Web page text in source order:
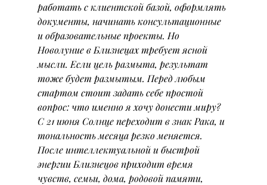
работать с клиентской базой, оформлять
документы, начинать консультационные
и образовательные проекты. Но
Новолуние в Близнецах требует ясной
мысли. Если цель размыта, результат
тоже будет размытым. Перед любым
стартом стоит задать себе простой
вопрос: что именно я хочу донести миру?
С 21 июня Солнце переходит в знак Рака, и
тональность месяца резко меняется.
После интеллектуальной и быстрой
энергии Близнецов приходит время
чувств, семьи, дома, родовой памяти,